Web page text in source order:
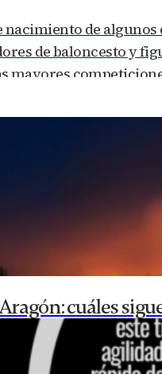
de
de baloncesto y
mayores
cuáles